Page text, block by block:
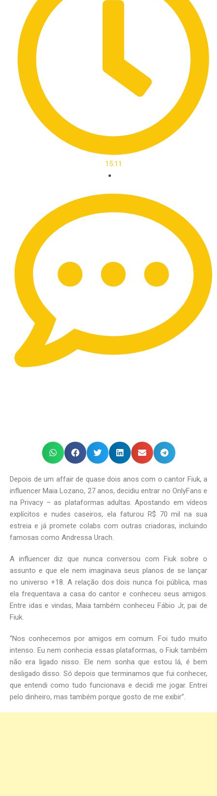
15:11
Depois de um affair de quase dois anos com o cantor Fiuk, a
influencer Maia Lozano, 27 anos, decidiu entrar no OnlyFans e
na Privacy – as plataformas adultas. Apostando em vídeos
explícitos e nudes caseiros, ela faturou R$ 70 mil na sua
estreia e já promete colabs com outras criadoras, incluindo
famosas como Andressa Urach.
A influencer diz que nunca conversou com Fiuk sobre o
assunto e que ele nem imaginava seus planos de se lançar
no universo +18. A relação dos dois nunca foi pública, mas
ela frequentava a casa do cantor e conheceu seus amigos.
Entre idas e vindas, Maia também conheceu Fábio Jr, pai de
Fiuk.
“Nos conhecemos por amigos em comum. Foi tudo muito
intenso. Eu nem conhecia essas plataformas, o Fiuk também
não era ligado nisso. Ele nem sonha que estou lá, é bem
desligado disso. Só depois que terminamos que fui conhecer,
que entendi como tudo funcionava e decidi me jogar. Entrei
pelo dinheiro, mas também porque gosto de me exibir”.